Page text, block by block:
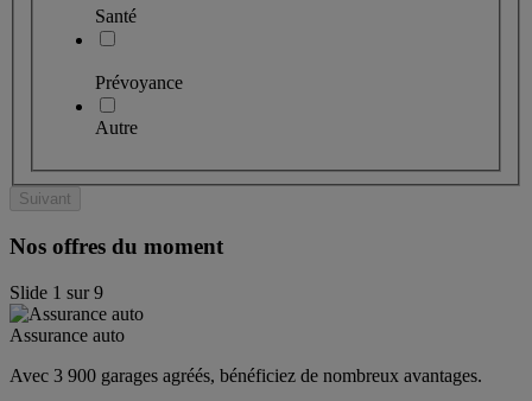
Santé
Prévoyance
Autre
Suivant
Nos offres du moment
Slide 1 sur9
Assurance auto
Avec 3 900 garages agréés, bénéficiez de nombreux avantages.